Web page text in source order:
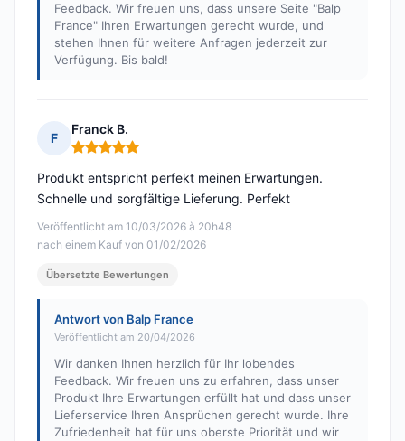
Feedback. Wir freuen uns, dass unsere Seite "Balp
France" Ihren Erwartungen gerecht wurde, und
stehen Ihnen für weitere Anfragen jederzeit zur
Verfügung. Bis bald!
F
Franck B.
Hinweis: 5 von 5
Veröffentlicht am 10/03/2026 à 20h48
nach einem Kauf von 01/02/2026
Produkt entspricht perfekt meinen Erwartungen.
Schnelle und sorgfältige Lieferung. Perfekt
Übersetzte Bewertungen
Antwort von Balp France
Veröffentlicht am 20/04/2026
Wir danken Ihnen herzlich für Ihr lobendes
Feedback. Wir freuen uns zu erfahren, dass unser
Produkt Ihre Erwartungen erfüllt hat und dass unser
Lieferservice Ihren Ansprüchen gerecht wurde. Ihre
Zufriedenheit hat für uns oberste Priorität und wir